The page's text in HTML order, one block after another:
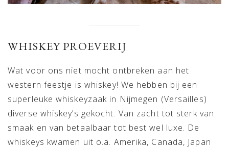
WHISKEY PROEVERIJ
Wat voor ons niet mocht ontbreken aan het
western feestje is whiskey! We hebben bij een
superleuke whiskeyzaak in Nijmegen (Versailles)
diverse whiskey’s gekocht. Van zacht tot sterk van
smaak en van betaalbaar tot best wel luxe. De
whiskeys kwamen uit o.a. Amerika, Canada, Japan